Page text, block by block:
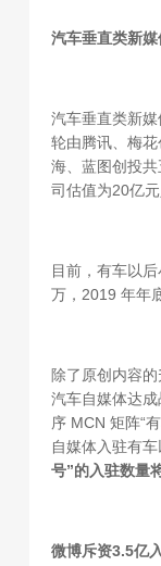
汽车垂直类新
汽车垂直类新媒
轮由腾讯、梅
海、蓝图创投
司估值为20亿元
目前，有车以
万，2019 年年
除了原创内容
汽车自媒体达
序 MCN 矩阵“
自媒体入驻有车
号”的入驻数量
微博斥资3.5亿